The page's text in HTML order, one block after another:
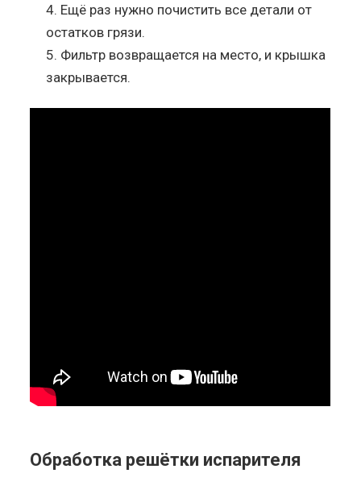
Ещё раз нужно почистить все детали от
остатков грязи.
Фильтр возвращается на место, и крышка
закрывается.
Обработка решётки испарителя